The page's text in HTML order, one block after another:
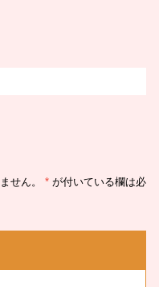
せん。 * が付いている欄は必